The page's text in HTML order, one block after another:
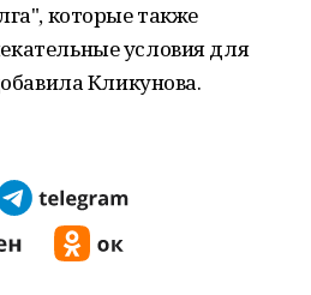
которые также
условия для
Кликунова.